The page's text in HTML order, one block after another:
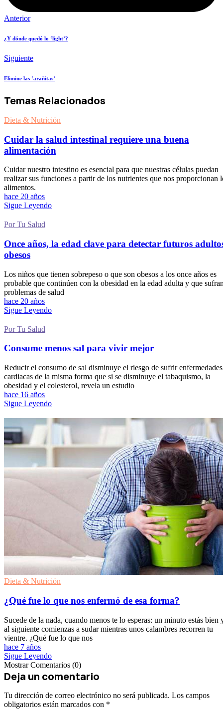
Anterior
¿Y dónde quedó lo ‘light’?
Siguiente
Elimine las ‘arañitas’
Temas Relacionados
Dieta & Nutrición
Cuidar la salud intestinal requiere una buena
alimentación
Cuidar nuestro intestino es esencial para que nuestras células puedan
realizar sus funciones a partir de los nutrientes que nos proporcionan
alimentos.
hace 20 años
Sigue Leyendo
Por Tu Salud
Once años, la edad clave para detectar futuros
obesos
Los niños que tienen sobrepeso o que son obesos a los once años es
probable que continúen con la obesidad en la edad adulta y que
problemas de salud
hace 20 años
Sigue Leyendo
Por Tu Salud
Consume menos sal para vivir mejor
Reducir el consumo de sal disminuye el riesgo de sufrir enfermedades
cardiacas de la misma forma que si se disminuye el tabaquismo, la
obesidad y el colesterol, revela un estudio
hace 16 años
Sigue Leyendo
Dieta & Nutrición
¿Qué fue lo que nos enfermó de esa forma?
Sucede de la nada, cuando menos te lo esperas: un minuto estás bien
al siguiente comienzas a sudar mientras unos calambres recorren tu
vientre. ¿Qué fue lo que nos
hace 7 años
Sigue Leyendo
Mostrar Comentarios (0)
Deja un comentario
Tu dirección de correo electrónico no será publicada. Los campos
obligatorios están marcados con *